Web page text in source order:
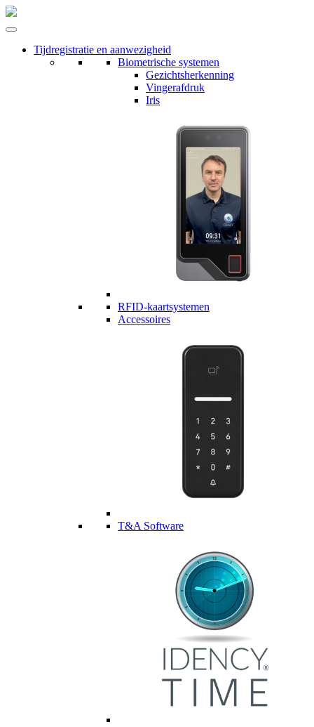
Tijdregistratie en aanwezigheid
Biometrische systemen
Gezichtsherkenning
Vingerafdruk
Iris
RFID-kaartsystemen
Accessoires
T&A Software